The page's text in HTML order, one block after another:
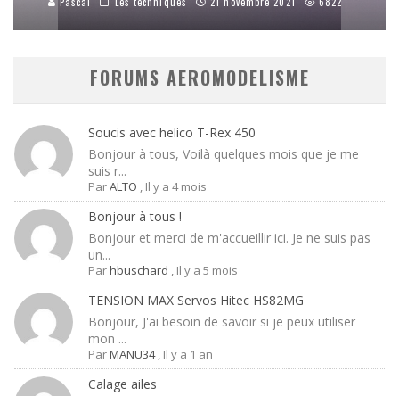
FORUMS AEROMODELISME
Soucis avec helico T-Rex 450
Bonjour à tous, Voilà quelques mois que je me
suis r...
ParALTO , Il y a 4 mois
Bonjour à tous !
Bonjour et merci de m'accueillir ici. Je ne suis pas
un...
Parhbuschard , Il y a 5 mois
TENSION MAX Servos Hitec HS82MG
Bonjour, J'ai besoin de savoir si je peux utiliser
mon ...
ParMANU34, Il y a 1 an
Calage ailes